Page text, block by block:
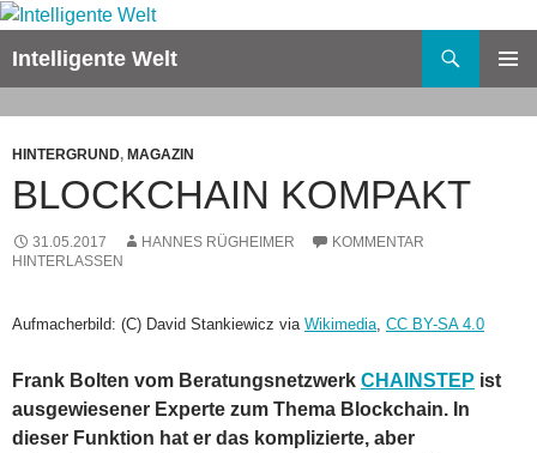
Zum
springen
Intelligente Welt
HINTERGRUND, MAGAZIN
BLOCKCHAIN KOMPAKT
31.05.2017 HANNES RÜGHEIMER
KOMMENTAR
HINTERLASSEN
Aufmacherbild: (C) David Stankiewicz via Wikimedia CC BY-SA 4.0
Frank Bolten vom Beratungsnetzwerk CHAINSTEP ist
ausgewiesener Experte zum Thema Blockchain. In
dieser Funktion hat er das komplizierte, aber